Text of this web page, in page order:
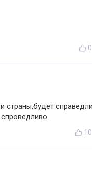
0
страны,будет
10